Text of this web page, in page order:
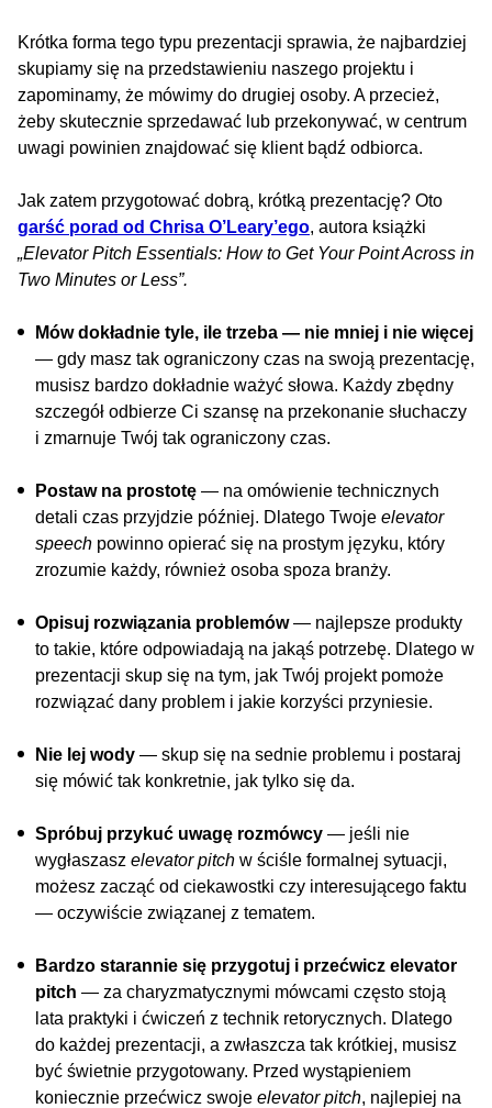
Krótka forma tego typu prezentacji sprawia, że najbardziej
skupiamy się na przedstawieniu naszego projektu i
zapominamy, że mówimy do drugiej osoby. A przecież,
żeby skutecznie sprzedawać lub przekonywać, w centrum
uwagi powinien znajdować się klient bądź odbiorca.
Jak zatem przygotować dobrą, krótką prezentację? Oto
garść porad od Chrisa O’Leary’ego, autora książki
„Elevator Pitch Essentials: How to Get Your Point Across in
Two Minutes or Less”.
Mów dokładnie tyle, ile trzeba — nie mniej i nie więcej
— gdy masz tak ograniczony czas na swoją prezentację,
musisz bardzo dokładnie ważyć słowa. Każdy zbędny
szczegół odbierze Ci szansę na przekonanie słuchaczy
i zmarnuje Twój tak ograniczony czas.
Postaw na prostotę — na omówienie technicznych
detali czas przyjdzie później. Dlatego Twoje elevator
speech powinno opierać się na prostym języku, który
zrozumie każdy, również osoba spoza branży.
Opisuj rozwiązania problemów— najlepsze produkty
to takie, które odpowiadają na jakąś potrzebę. Dlatego w
prezentacji skup się na tym, jak Twój projekt pomoże
rozwiązać dany problem i jakie korzyści przyniesie.
Nie lej wody — skup się na sednie problemu i postaraj
się mówić tak konkretnie, jak tylko się da.
Spróbuj przykuć uwagę rozmówcy — jeśli nie
wygłaszasz elevator pitch w ściśle formalnej sytuacji,
możesz zacząć od ciekawostki czy interesującego faktu
— oczywiście związanej z tematem.
Bardzo starannie się przygotuj i przećwicz elevator
pitch — za charyzmatycznymi mówcami często stoją
lata praktyki i ćwiczeń z technik retorycznych. Dlatego
do każdej prezentacji, a zwłaszcza tak krótkiej, musisz
być świetnie przygotowany. Przed wystąpieniem
koniecznie przećwicz swoje elevator pitch, najlepiej na